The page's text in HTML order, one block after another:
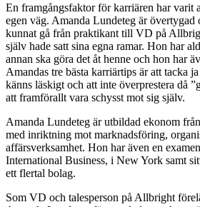
En framgångsfaktor för karriären har varit
egen väg. Amanda Lundeteg är övertygad
kunnat gå från praktikant till VD på
själv hade satt sina egna ramar. Hon har
annan ska göra det åt henne och hon har
Amandas tre bästa karriärtips är att tacka
känns läskigt och att inte överprestera då
att framförallt vara schysst mot sig själv.
Amanda Lundeteg är utbildad ekonom
med inriktning mot marknadsföring,
affärsverksamhet. Hon har även en
International Business, i New York samt
ett flertal bolag.
Som VD och talesperson på Allbright